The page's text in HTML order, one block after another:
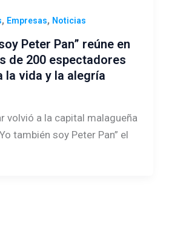
, Empresas, Noticias
Peter Pan” reúne en
de 200 espectadores
la vida y la alegría
volvió a la capital malagueña
también soy Peter Pan” el